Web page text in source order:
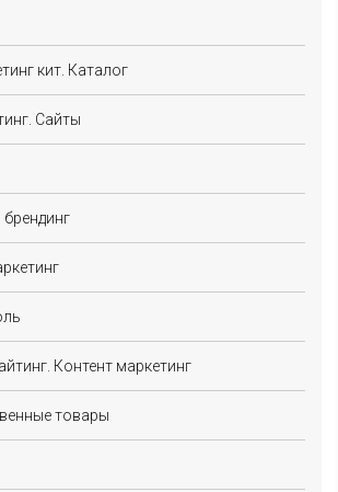
кит. Каталог
Сайты
Контент маркетинг
товары